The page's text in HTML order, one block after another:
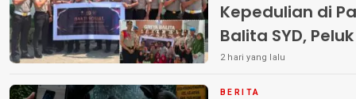
Kepedulian di
Balita SYD,
Terlantar
2 hari yang lalu
BERITA